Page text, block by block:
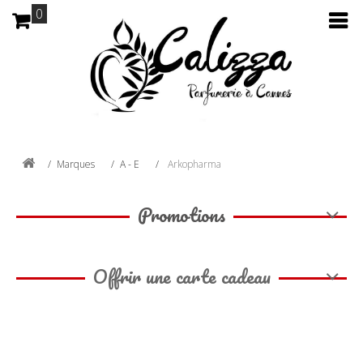
0
Marques A - E Arkopharma
Promotions
Offrir une carte cadeau